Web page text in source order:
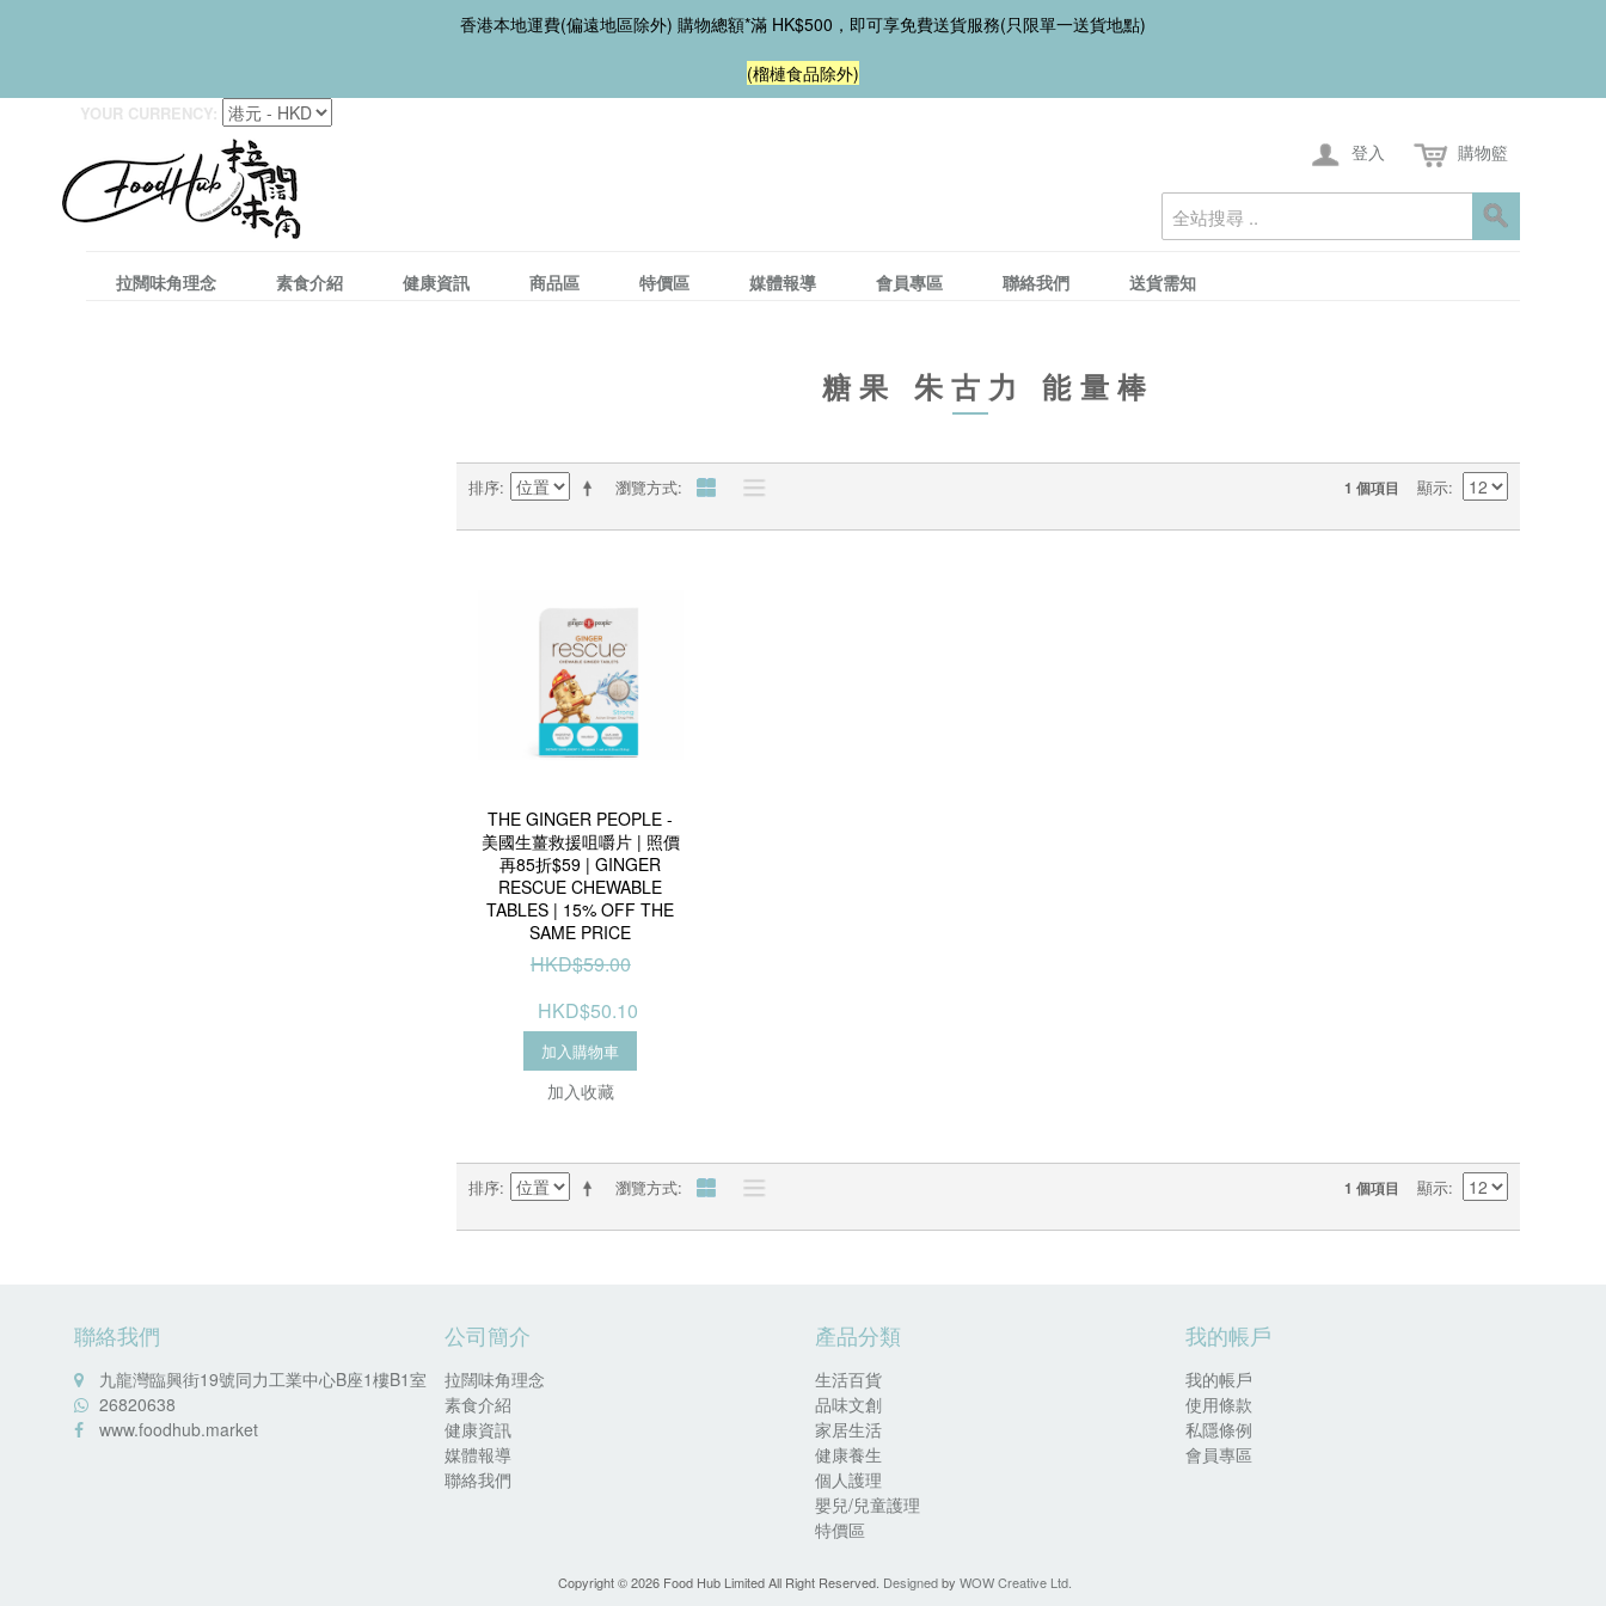
香港本地運費(偏遠地區除外) 購物總額*滿 HK$500，即可享免費送貨服務(只限單一送貨地點)
(榴槤食品除外)
YOUR CURRENCY:
登入 購物籃
拉闊味角理念 素食介紹 健康資訊 商品區 特價區 媒體報導 會員專區 聯絡我們 送貨需知
糖果 朱古力 能量棒
瀏覽方式
排序 1 個項目 顯示
THE GINGER PEOPLE -
美國生薑救援咀嚼片 | 照價
再85折$59 | GINGER
RESCUE CHEWABLE
TABLES | 15% OFF THE
SAME PRICE
HKD$59.00
HKD$50.10
加入購物車
加入收藏
瀏覽方式
排序 1 個項目 顯示
聯絡我們
九龍灣臨興街19號同力工業中心B座1樓B1室
26820638
www.foodhub.market
公司簡介
拉闊味角理念
素食介紹
健康資訊
媒體報導
聯絡我們
產品分類
生活百貨
品味文創
家居生活
健康養生
個人護理
嬰兒/兒童護理
特價區
我的帳戶
我的帳戶
使用條款
私隱條例
會員專區
Copyright ©2026 Food Hub Limited All Right Reserved. Designedby WOW Creative Ltd.